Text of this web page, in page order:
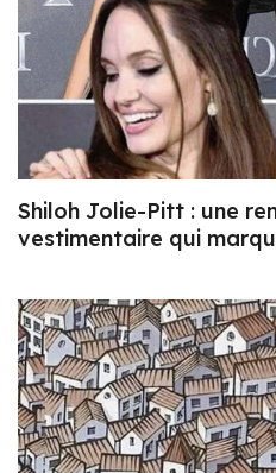
Shiloh Jolie-Pitt : une
vestimentaire qui